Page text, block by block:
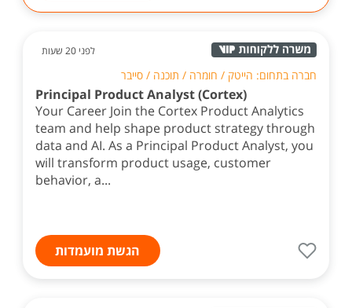
לפני 20 שעות
חברה בתחום: הייטק / חומרה / תוכנה / סייבר
Principal Product Analyst (Cortex)
Your Career Join the Cortex Product Analytics
team and help shape product strategy through
data and AI. As a Principal Product Analyst, you
will transform product usage, customer
behavior, a...
הגשת מועמדות